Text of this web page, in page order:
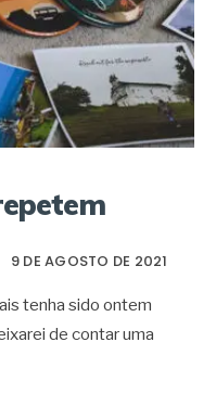
9 DE AGOSTO DE 2021
tenha sido ontem
de contar uma